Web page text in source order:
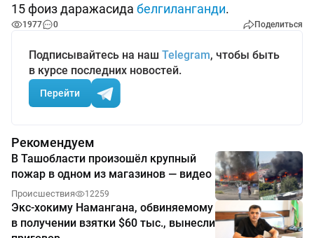
15 фоиз даражасида белгиланганди.
1977 0 Поделиться
Подписывайтесь на наш Telegram, чтобы быть
в курсе последних новостей.
Перейти
Рекомендуем
В Ташобласти произошёл крупный
пожар в одном из магазинов — видео
Происшествия 12259
Экс-хокиму Намангана, обвиняемому
в получении взятки $60 тыс., вынесли